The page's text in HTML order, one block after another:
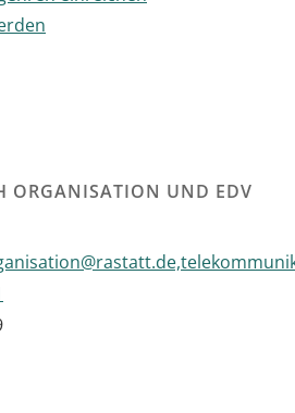
ORGANISATION UND EDV